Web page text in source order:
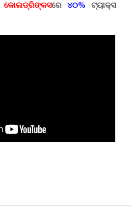
କୋଲଡ୍ରିଙ୍କସରେ ୪୦% ଟ୍ୟାକ୍ସ